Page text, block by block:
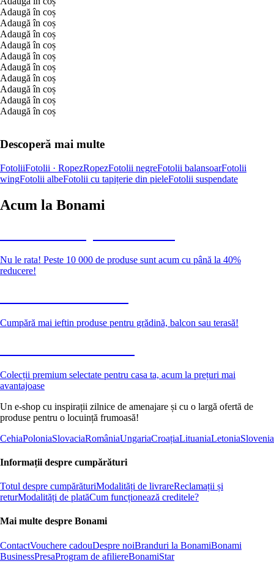
Adaugă în coș
Adaugă în coș
Adaugă în coș
Adaugă în coș
Adaugă în coș
Adaugă în coș
Adaugă în coș
Adaugă în coș
Adaugă în coș
Adaugă în coș
Descoperă mai multe
FotoliiFotolii · RopezRopezFotolii negreFotolii balansoarFotolii
wingFotolii albeFotolii cu tapițerie din pieleFotolii suspendate
Acum la Bonami
Nu le rata! Peste 10 000 de produse sunt acum cu până la 40%
reducere!
Cumpără mai ieftin produse pentru grădină, balcon sau terasă!
Colecții premium selectate pentru casa ta, acum la prețuri mai
avantajoase
Un e-shop cu inspirații zilnice de amenajare și cu o largă ofertă de
produse pentru o locuință frumoasă!
CehiaPoloniaSlovaciaRomâniaUngariaCroațiaLituaniaLetoniaSlovenia
Informații despre cumpărături
Totul despre cumpărăturiModalități de livrareReclamații și
returModalități de platăCum funcționează creditele?
Mai multe despre Bonami
ContactVouchere cadouDespre noiBranduri la BonamiBonami
BusinessPresaProgram de afiliereBonamiStar